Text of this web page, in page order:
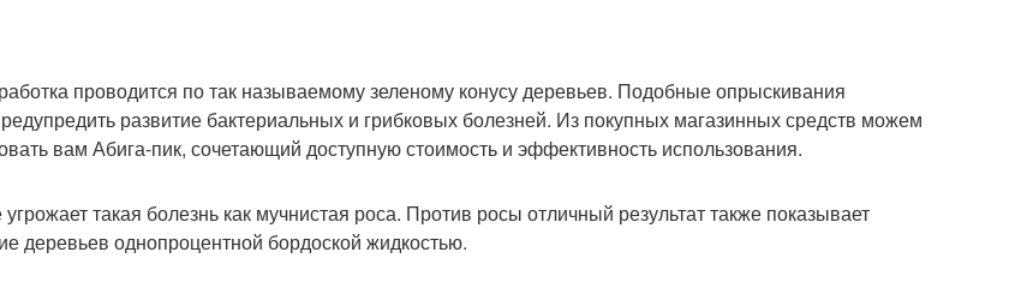
проводится по так называемому зеленому конусу деревьев. Подобные опрыскивания
развитие бактериальных и грибковых болезней. Из покупных магазинных средств можем
вам Абига-пик, сочетающий доступную стоимость и эффективность использования.
такая болезнь как мучнистая роса. Против росы отличный результат также показывает
деревьев однопроцентной бордоской жидкостью.